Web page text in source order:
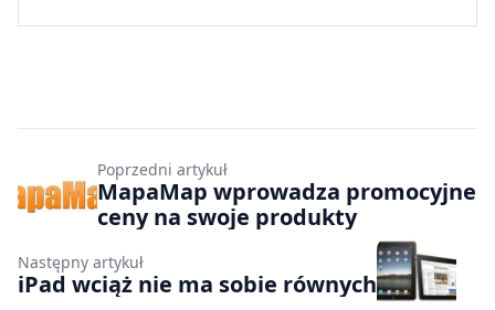
Poprzedni artykuł
MapaMap wprowadza promocyjne
ceny na swoje produkty
Następny artykuł
iPad wciąż nie ma sobie równych